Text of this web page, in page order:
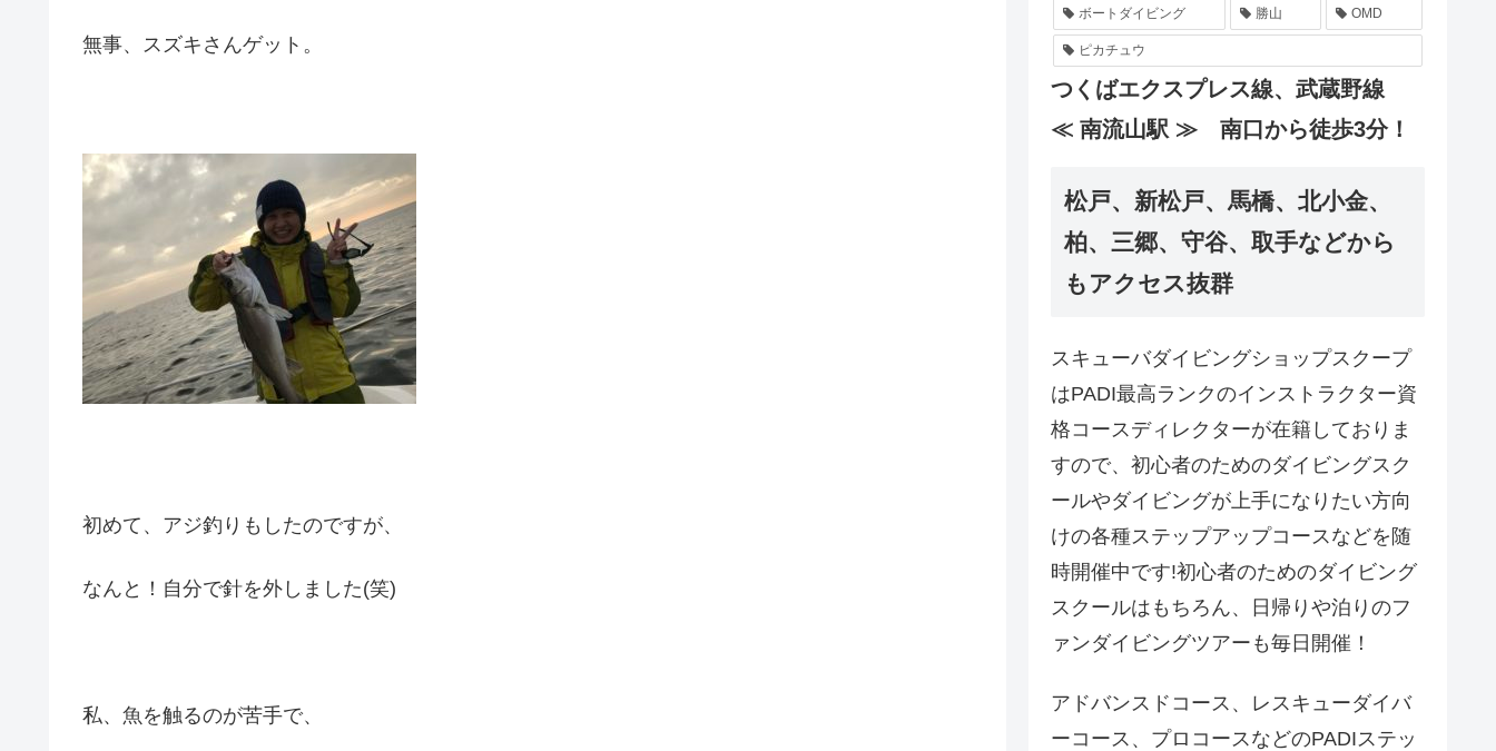
無事、スズキさんゲット。
初めて、アジ釣りもしたのですが、
なんと！自分で針を外しました(笑)
私、魚を触るのが苦手で、
ボートダイビング 勝山 OMD
ピカチュウ
つくばエクスプレス線、武蔵野線
≪ 南流山駅 ≫ 南口から徒歩3分！
松戸、新松戸、馬橋、北小金、
柏、三郷、守谷、取手などから
もアクセス抜群
スキューバダイビングショップスクープ
はPADI最高ランクのインストラクター資
格コースディレクターが在籍しておりま
すので、初心者のためのダイビングスク
ールやダイビングが上手になりたい方向
けの各種ステップアップコースなどを随
時開催中です!初心者のためのダイビング
スクールはもちろん、日帰りや泊りのフ
ァンダイビングツアーも毎日開催！
アドバンスドコース、レスキューダイバ
ーコース、プロコースなどのPADIステッ